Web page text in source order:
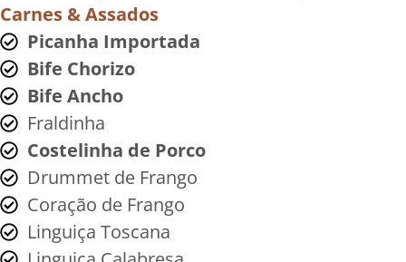
Carnes & Assados
Picanha Importada
Bife Chorizo
Bife Ancho
Fraldinha
Costelinha de Porco
Drummet de Frango
Coração de Frango
Linguiça Toscana